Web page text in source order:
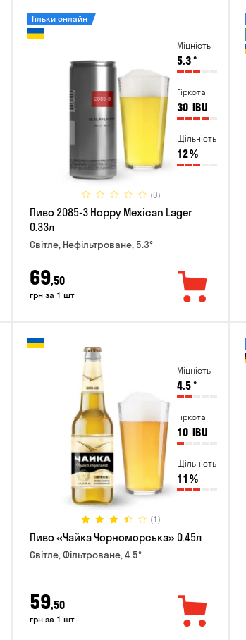
Міцність
5.3°
Гіркота
30 IBU
Щільність
12%
(0)
Тільки онлайн
Пиво 2085-3 Hoppy Mexican Lager
0.33л
Світле, Нефільтроване, 5.3°
69,50
грн за 1 шт
Міцність
4.5°
Гіркота
10 IBU
Щільність
11 %
(1)
Пиво «Чайка Чорноморська» 0.45л
Світле, Фільтроване, 4.5°
59,50
грн за 1 шт